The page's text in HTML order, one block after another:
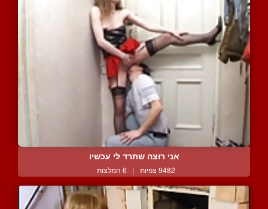
אני רוצה שתרד לי עכשיו
9482 צפיות | 6 המלצות